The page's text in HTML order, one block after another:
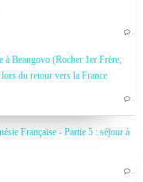
…
à Beangovo (Rocher 1er Frère,
du retour vers la France
…
Française - Partie 5 : séjour à
…